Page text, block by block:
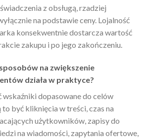
z obsługą, rzadziej
na podstawie ceny. Lojalność
konsekwentnie dostarcza wartość
zakupu i po jego zakończeniu.
na zwiększenie
działa w praktyce?
dopasowane do celów
być kliknięcia w treści, czas na
użytkowników, zapisy do
na wiadomości, zapytania ofertowe,